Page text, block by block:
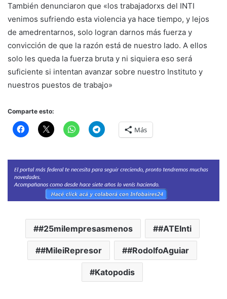
También denunciaron que «los trabajadorxs del INTI
venimos sufriendo esta violencia ya hace tiempo, y lejos
de amedrentarnos, solo logran darnos más fuerza y
convicción de que la razón está de nuestro lado. A ellos
solo les queda la fuerza bruta y ni siquiera eso será
suficiente si intentan avanzar sobre nuestro Instituto y
nuestros puestos de trabajo»
Comparte esto:
Más
#25milempresasmenos #ATEInti
#MileiRepresor #RodolfoAguiar
Katopodis